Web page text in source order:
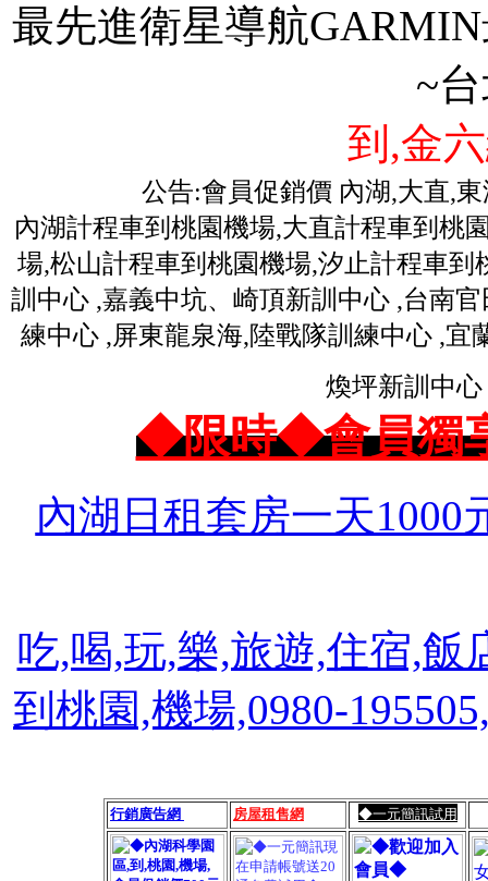
最先進衛星導航
~
到,金
公告:會員促銷價 內湖,大直,
內湖計程車到桃園機場,大直計程車到桃
場,松山計程車到桃園機場,汐止計程車
訓中心 ,嘉義中坑、崎頂新訓中心 ,台南
練中心 ,屏東龍泉海,陸戰隊訓練中心 ,
煥坪新訓中
◆限時◆會員獨
內湖日租套房一天1000
吃,喝,玩,樂,旅遊,住宿,飯
到桃園,機場,0980-
行銷廣告網 房屋租售網 ◆一元簡訊試用